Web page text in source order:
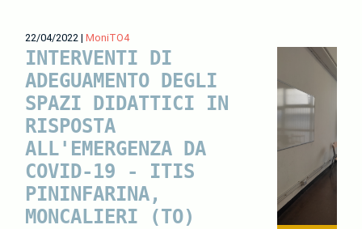
22/04/2022 | MoniTO4
INTERVENTI DI
ADEGUAMENTO DEGLI
SPAZI DIDATTICI IN
RISPOSTA
ALL'EMERGENZA DA
COVID-19 - ITIS
PININFARINA,
MONCALIERI (TO)